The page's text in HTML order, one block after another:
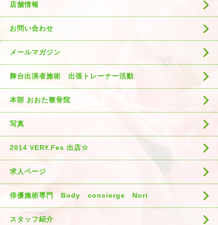
店舗情報
お問い合わせ
メールマガジン
舞台出演者施術 出張トレーナー活動
本部 おおた整骨院
写真
2014 VERY.Fes 出店☆
求人ページ
俳優施術専門 Body concierge Nori
スタッフ紹介